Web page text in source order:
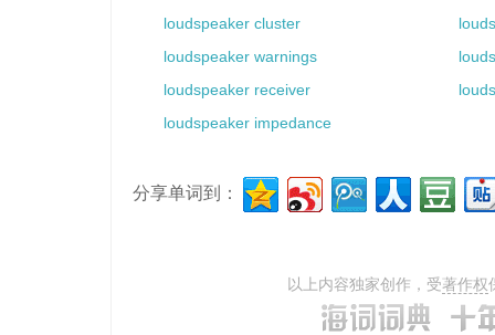
loudspeaker cluster
loudspeaker warnings
loudspeaker receiver
loudspeaker impedance
分享单词到：
以上内容独家创作，受著作权